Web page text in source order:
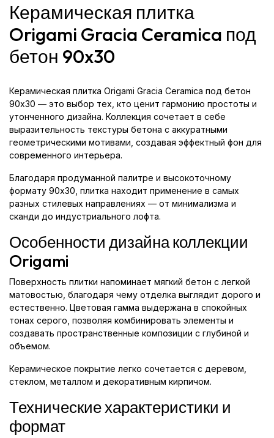
Керамическая плитка
Origami Gracia Ceramica под
бетон 90x30
Керамическая плитка Origami Gracia Ceramica под бетон
90x30 — это выбор тех, кто ценит гармонию простоты и
утонченного дизайна. Коллекция сочетает в себе
выразительность текстуры бетона с аккуратными
геометрическими мотивами, создавая эффектный фон для
современного интерьера.
Благодаря продуманной палитре и высокоточному
формату 90x30, плитка находит применение в самых
разных стилевых направлениях — от минимализма и
сканди до индустриального лофта.
Особенности дизайна коллекции
Origami
Поверхность плитки напоминает мягкий бетон с легкой
матовостью, благодаря чему отделка выглядит дорого и
естественно. Цветовая гамма выдержана в спокойных
тонах серого, позволяя комбинировать элементы и
создавать пространственные композиции с глубиной и
объемом.
Керамическое покрытие легко сочетается с деревом,
стеклом, металлом и декоративным кирпичом.
Технические характеристики и
формат